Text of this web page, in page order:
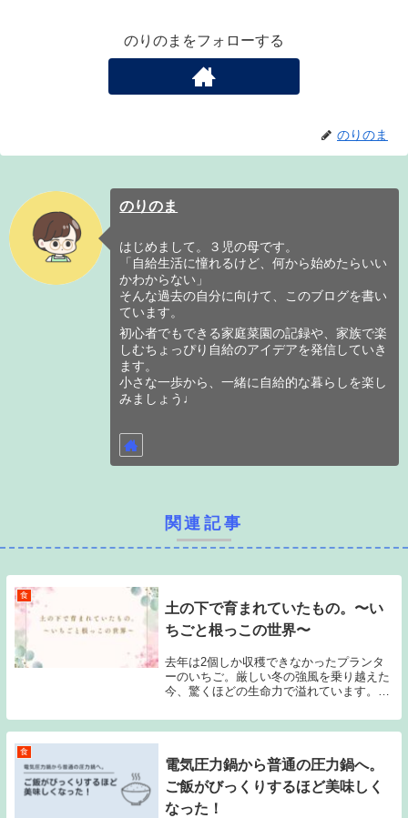
のりのまをフォローする
のりのま
のりのま
はじめまして。３児の母です。
「自給生活に憧れるけど、何から始めたらいい
かわからない」
そんな過去の自分に向けて、このブログを書い
ています。
初心者でもできる家庭菜園の記録や、家族で楽
しむちょっぴり自給のアイデアを発信していき
ます。
小さな一歩から、一緒に自給的な暮らしを楽し
みましょう♩
関連記事
食
土の下で育まれていたもの。〜い
ちごと根っこの世界〜
去年は2個しか収穫できなかったプランタ
ーのいちご。厳しい冬の強風を乗り越えた
今、驚くほどの生命力で溢れています。冬
界」の変化と、自然から教わった大切な気
づきを綴ります。
食
電気圧力鍋から普通の圧力鍋へ。
ご飯がびっくりするほど美味しく
なった！